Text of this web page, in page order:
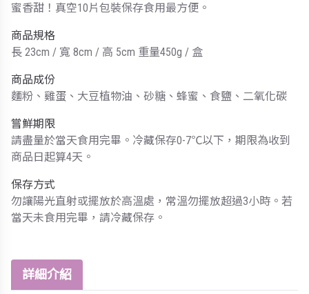
蜜香甜！真空10片包裝保存食用最方便。
商品規格
長 23cm / 寬 8cm / 高 5cm 重量450g / 盒
商品成份
麵粉、雞蛋、大豆植物油、砂糖、蜂蜜、食鹽、二氧化碳
嘗鮮期限
請盡量於當天食用完畢。冷藏保存0-7℃以下，期限為收到
商品日起算4天。
保存方式
勿讓陽光直射或擺放於高溫處，常溫勿擺放超過3小時。若
當天未食用完畢，請冷藏保存。
詳細介紹